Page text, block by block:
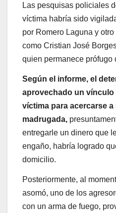
Las pesquisas policiales
víctima habría sido
por Romero Laguna y
como Cristian José
quien permanece prófugo
Según el informe, el
aprovechado un vínculo
víctima para acercarse
madrugada,
entregarle un dinero que
engaño, habría logrado
domicilio.
Posteriormente, al
asomó, uno de los
con un arma de fuego,